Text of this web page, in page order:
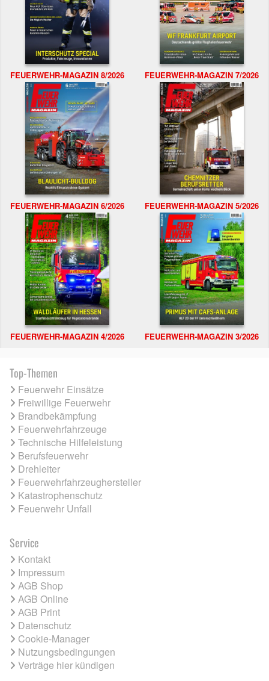
FEUERWEHR-MAGAZIN 8/2026 FEUERWEHR-MAGAZIN 7/2026
FEUERWEHR-MAGAZIN 6/2026 FEUERWEHR-MAGAZIN 5/2026
FEUERWEHR-MAGAZIN 4/2026 FEUERWEHR-MAGAZIN 3/2026
Top-Themen
Feuerwehr Einsätze
Freiwillige Feuerwehr
Brandbekämpfung
Feuerwehrfahrzeuge
Technische Hilfeleistung
Berufsfeuerwehr
Drehleiter
Feuerwehrfahrzeughersteller
Katastrophenschutz
Feuerwehr Unfall
Service
Kontakt
Impressum
AGB Shop
AGB Online
AGB Print
Datenschutz
Cookie-Manager
Nutzungsbedingungen
Verträge hier kündigen